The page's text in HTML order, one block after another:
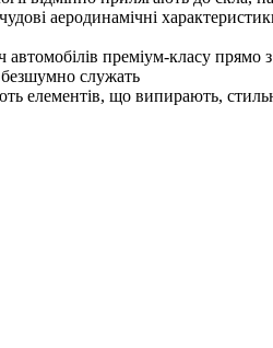
аеродинамічні
автомобілів преміум-класу прямо
безшумно служать
елементів, що випирають,